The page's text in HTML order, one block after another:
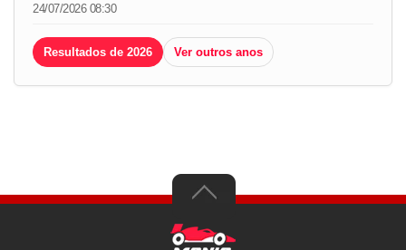
24/07/2026 08:30
Resultados de 2026 Ver outros anos